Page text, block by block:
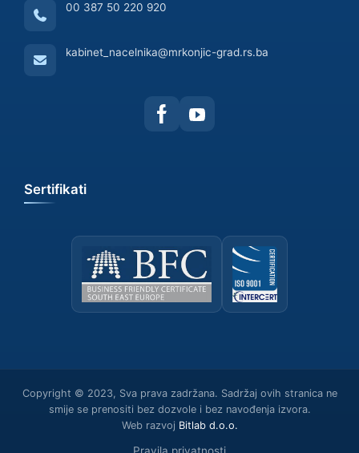
00 387 50 220 920
kabinet_nacelnika@mrkonjic-grad.rs.ba
Sertifikati
Copyright © 2023, Sva prava zadržana. Sadržaj ovih stranica ne
smije se prenositi bez dozvole i bez navođenja izvora.
Web razvoj Bitlab d.о.о.
Pravila privatnosti